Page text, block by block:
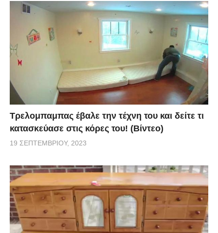
Τρελομπαμπας έβαλε την τέχνη του και δείτε τι
κατασκεύασε στις κόρες του! (Βίντεο)
19 ΣΕΠΤΕΜΒΡΊΟΥ, 2023